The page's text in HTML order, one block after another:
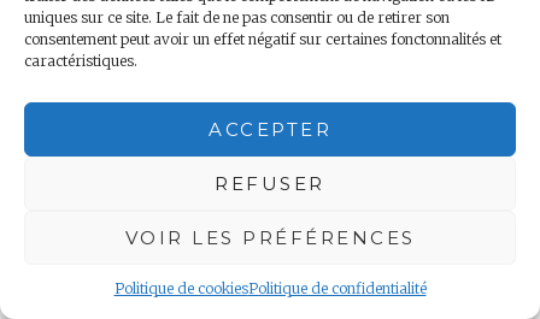
uniques sur ce site. Le fait de ne pas consentir ou de retirer son
consentement peut avoir un effet négatif sur certaines fonctonnalités et
caractéristiques.
ACCEPTER
REFUSER
VOIR LES PRÉFÉRENCES
Politique de cookiesPolitique de confidentialité
ARTICLES RÉCENTS
Jour 132 – Nelson Lakes
Jour 131 – Picton
Jour 130 – Wellington